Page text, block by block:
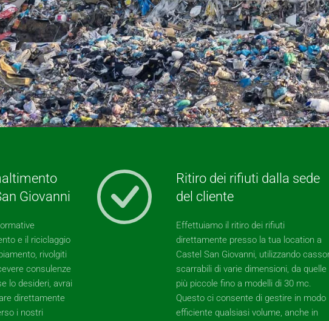
Giovanni
e il riciclaggio
rivolgiti
consulenze
lo desideri, avrai
direttamente
i nostri
Ritiro dei rifiuti dalla sede
del cliente
Effettuiamo il ritiro dei rifiuti
direttamente presso la tua location a
Castel San Giovanni, utilizzando
scarrabili di varie dimensioni, da quelle
più piccole fino a modelli di 30 mc.
Questo ci consente di gestire in modo
efficiente qualsiasi volume, anche in